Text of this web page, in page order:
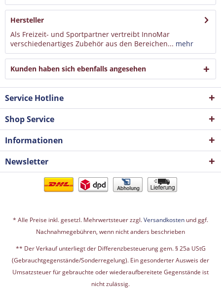
Hersteller
Als Freizeit- und Sportpartner vertreibt InnoMar
verschiedenartiges Zubehör aus den Bereichen... mehr
Kunden haben sich ebenfalls angesehen
Service Hotline
Shop Service
Informationen
Newsletter
* Alle Preise inkl. gesetzl. Mehrwertsteuer zzgl.Versandkosten und ggf.
Nachnahmegebühren, wenn nicht anders beschrieben
** Der Verkauf unterliegt der Differenzbesteuerung gem. § 25a UStG
(Gebrauchtgegenstände/Sonderregelung). Ein gesonderter Ausweis der
Umsatzsteuer für gebrauchte oder wiederaufbereitete Gegenstände ist
nicht zulässig.